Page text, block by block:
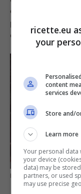
oggi! Dando
possibile vedere
cambiato look.
Irene Volpi oggi. Fonte:
ricette.eu
your
content
services
Store and/
Learn more
Your personal
your device
data) may be
partners, or used
may use precise